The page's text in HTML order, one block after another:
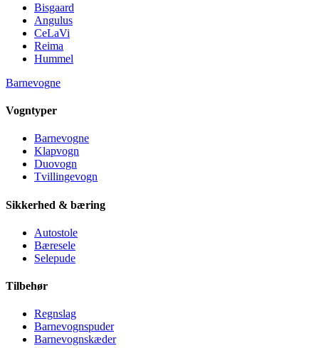
Bisgaard
Angulus
CeLaVi
Reima
Hummel
Barnevogne
Vogntyper
Barnevogne
Klapvogn
Duovogn
Tvillingevogn
Sikkerhed & bæring
Autostole
Bæresele
Selepude
Tilbehør
Regnslag
Barnevognspuder
Barnevognskæder